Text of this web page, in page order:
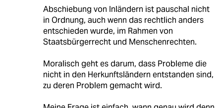
Abschiebung von Inländern ist pauschal nicht
in Ordnung, auch wenn das rechtlich anders
entschieden wurde, im Rahmen von
Staatsbürgerrecht und Menschenrechten.
Moralisch geht es darum, dass Probleme die
nicht in den Herkunftsländern entstanden sind,
zu deren Problem gemacht wird.